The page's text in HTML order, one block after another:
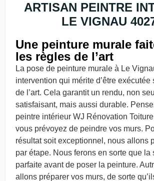
ARTISAN PEINTRE
LE VIGNAU
Une peinture murale
les règles de l’art
La pose de peinture murale à Le
intervention qui mérite d’être
de l’art. Cela garantit un rendu, non
satisfaisant, mais aussi durable.
peintre intérieur WJ Rénovation
vous prévoyez de peindre vos murs.
résultat soit exceptionnel, nous allons
par étape. Nous ferons en sorte que la
parfaite avant de poser la peinture.
allons préparer vos murs, de sorte